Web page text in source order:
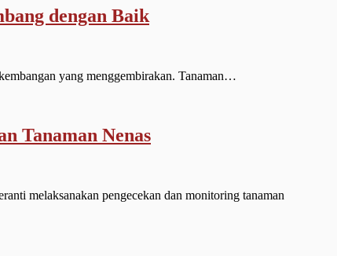
dengan Baik
yang menggembirakan. Tanaman…
Tanaman Nenas
melaksanakan pengecekan dan monitoring tanaman